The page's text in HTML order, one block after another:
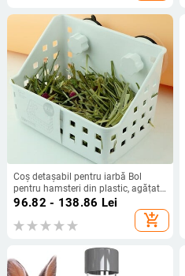
de companie
Coș detașabil pentru iarbă Bol
pentru hamsteri din plastic, agățat
pentru hrănitor, ventuză fixă pentru
animale mici, cobai, iepuri iepurași
96.82 - 138.86 Lei
add_shopping_cart